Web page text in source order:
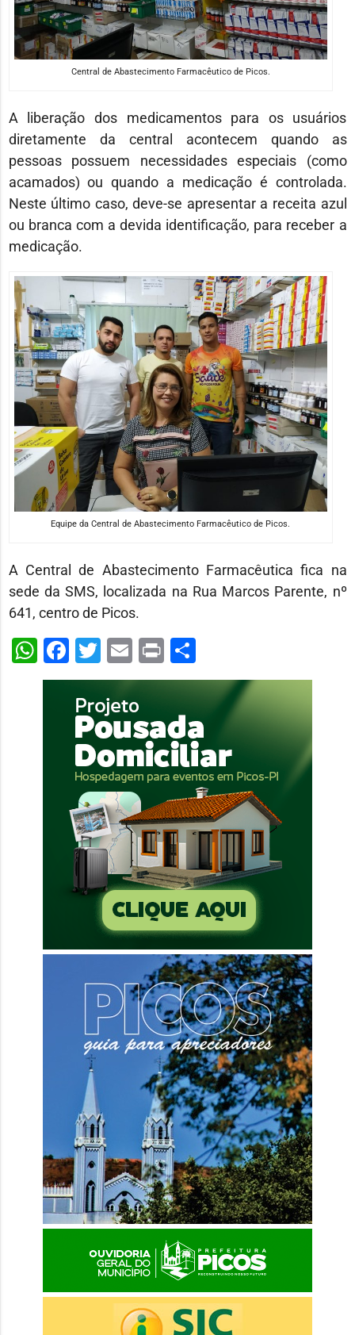
Central de Abastecimento Farmacêutico de Picos.
A liberação dos medicamentos para os usuários
diretamente da central acontecem quando as
pessoas possuem necessidades especiais (como
acamados) ou quando a medicação é controlada.
Neste último caso, deve-se apresentar a receita azul
ou branca com a devida identificação, para receber a
medicação.
Equipe da Central de Abastecimento Farmacêutico de Picos.
A Central de Abastecimento Farmacêutica fica na
sede da SMS, localizada na Rua Marcos Parente, nº
641, centro de Picos.
WhatsApp
Facebook
Twitter
Email
PrintShare